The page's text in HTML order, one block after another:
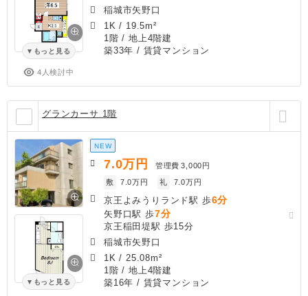
もっと見る
4人検討中
稲城市矢野口
1K / 19.5m²
1階 / 地上4階建
築33年 / 賃貸マンション
グランカーサ 1階
もっと見る
NEW
7.0万円 管理費 3,000円
敷
7.0万円 礼 7.0万円
京王よみうりランド駅 歩6分
矢野口駅 歩7分
京王稲田堤駅 歩15分
稲城市矢野口
1K / 25.08m²
1階 / 地上4階建
築16年 / 賃貸マンション